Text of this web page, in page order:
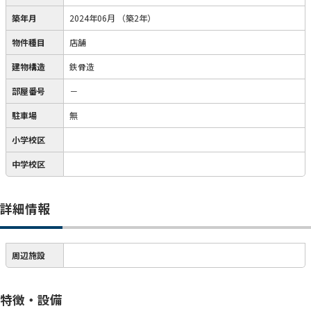
築年月 2024年06月 （築2年）
物件種目 店舗
建物構造 鉄骨造
部屋番号 －
駐車場 無
小学校区
中学校区
詳細情報
周辺施設
特徴・設備